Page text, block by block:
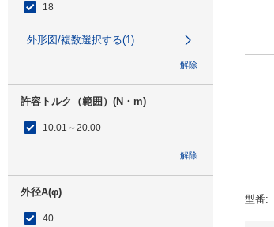
18
外形図/複数選択する(1)
解除
許容トルク（範囲）(N・m)
10.01～20.00
解除
外径A(φ)
40
型番: